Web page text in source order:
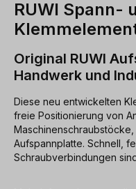
RUWI Spann-
Original RUWI
Handwerk und
Diese neu entwickelten
freie Positionierung von
Aufspannplatte. Schnell,
Schraubverbindungen